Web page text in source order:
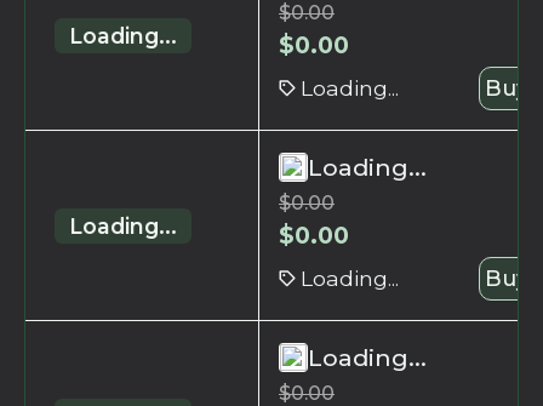
Loading...
$0.00
$0.00
Loading... Buy
Loading...
Loading...
$0.00
$0.00
Loading... Buy
Loading...
$0.00